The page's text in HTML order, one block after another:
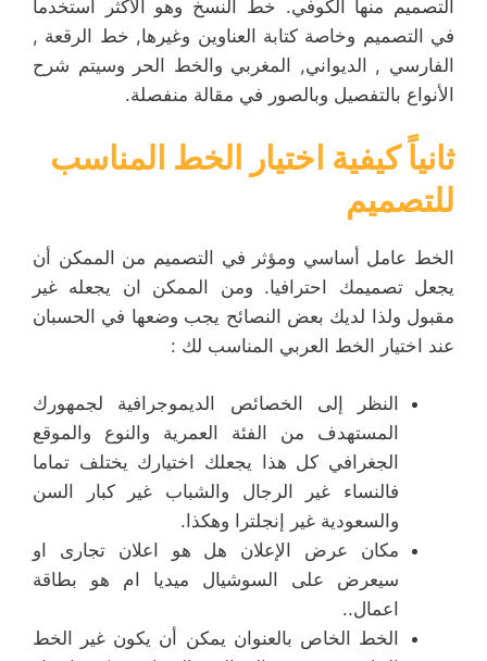
التصميم منها الكوفي. خط النسخ وهو الأكثر استخدما
في التصميم وخاصة كتابة العناوين وغيرها, خط الرقعة ,
الفارسي , الديواني, المغربي والخط الحر وسيتم شرح
الأنواع بالتفصيل وبالصور في مقالة منفصلة.
ثانياً كيفية اختيار الخط المناسب
للتصميم
الخط عامل أساسي ومؤثر في التصميم من الممكن أن
يجعل تصميمك احترافيا. ومن الممكن ان يجعله غير
مقبول ولذا لديك بعض النصائح يجب وضعها في الحسبان
عند اختيار الخط العربي المناسب لك :
النظر إلى الخصائص الديموجرافية لجمهورك
المستهدف من الفئة العمرية والنوع والموقع
الجغرافي كل هذا يجعلك اختيارك يختلف تماما
فالنساء غير الرجال والشباب غير كبار السن
والسعودية غير إنجلترا وهكذا.
مكان عرض الإعلان هل هو اعلان تجارى او
سيعرض على السوشيال ميديا ام هو بطاقة
اعمال..
الخط الخاص بالعنوان يمكن أن يكون غير الخط